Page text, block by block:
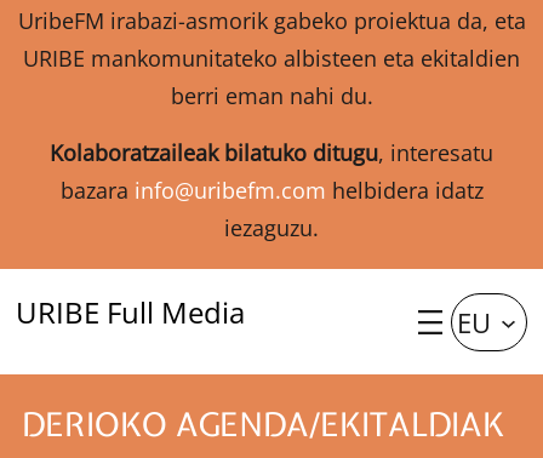
UribeFM irabazi-asmorik gabeko proiektua da, eta
URIBE mankomunitateko albisteen eta ekitaldien
berri eman nahi du.
Kolaboratzaileak bilatuko ditugu, interesatu
bazara info@uribefm.com helbidera idatz
iezaguzu.
URIBE Full Media EU
DERIOKO AGENDA/EKITALDIAK